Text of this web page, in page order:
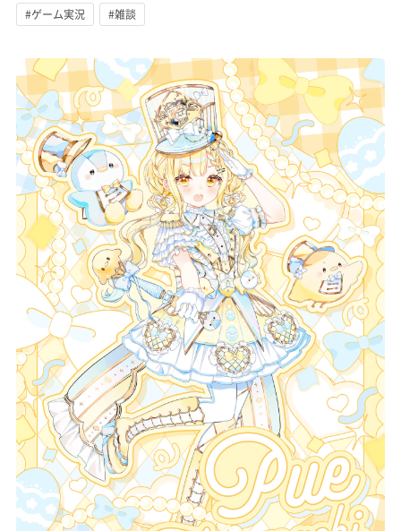
記事リクエスト
ログイン
LINK
muevoクラウドファンディング
muevoコミュニティ
ぶいクラ！by muevo
FUKAKACHI+
Follow us
Official SNS
#ゲーム実況
#雑談